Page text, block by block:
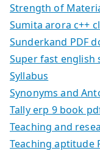
Strength of
Sumita arora c++
Sunderkand PDF
Super fast
Syllabus
Synonyms and
Tally erp 9 book
Teaching and
Teaching aptitude